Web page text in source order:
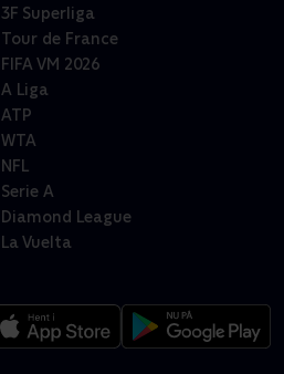
3F Superliga
Tour de France
FIFA VM 2026
A Liga
ATP
WTA
NFL
Serie A
Diamond League
La Vuelta